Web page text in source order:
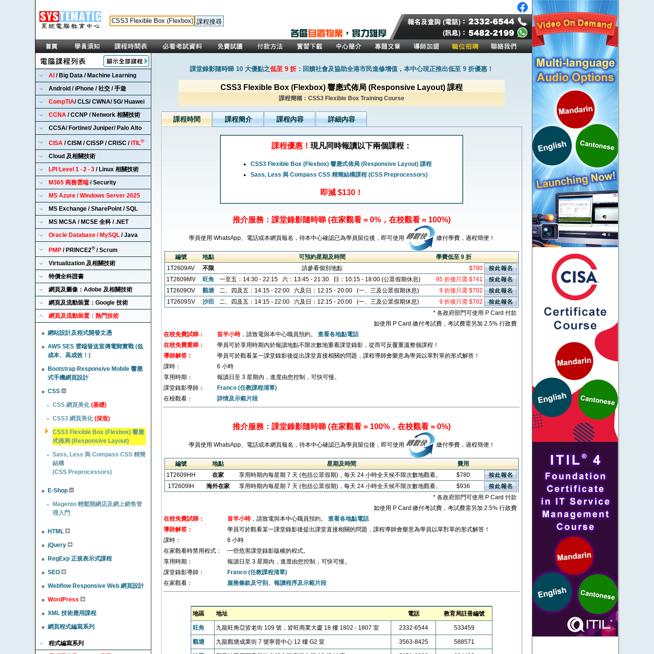
AI / Big Data / Machine Learning
Android / iPhone / 社交 / 手遊
CompTIA/ CLS/ CWNA/ 5G/ Huawei
CCNA / CCNP / Network 相關技術
CCSA/ Fortinet/ Juniper/ Palo Alto
CISA / CISM / CISSP / CRISC / ITIL®
Cloud 及相關技術
LPI Level 1 ‧ 2 ‧ 3 / Linux 相關技術
M365 商務雲端 / Security
MS Azure / Windows Server 2025
MS Exchange / SharePoint / SQL
MS MCSA / MCSE 全科 / .NET
Oracle Database / MySQL / Java
PMP / PRINCE2®/ Scrum
Virtualization 及相關技術
特價全科證書
網頁及圖像：Adobe 及相關技術
網頁及流動裝置：Google 技術
網頁及流動裝置：熱門技術
網站設計及程式開發文憑
AWS SES 雲端發送宣傳電郵實戰 (低
成本、高成效！)
Bootstrap Responsive Mobile 響應
式手機網頁設計
CSS
CSS 網頁美化(基礎)
CSS3 網頁美化(深造)
CSS3 Flexible Box (Flexbox) 響應
式佈局 (Responsive Layout)
Sass, Less 與 Compass CSS 精簡
結構
(CSS Preprocessors)
E-Shop
Magento 輕鬆開網店及網上銷售管
理入門
HTML
jQuery
RegExp 正規表示式課程
SEO
Webflow Responsive Web 網頁設計
WordPress
XML 技術應用課程
網頁程式編寫系列
程式編寫系列
課堂錄影隨時睇 10 大優點之低至 9 折 ：回饋社會及協助全港市民進修增值，本中心現正推出低至 9 折優惠！
CSS3 Flexible Box (Flexbox) 響應式佈局 (Responsive Layout) 課程
課程簡稱：CSS3 Flexible Box Training Course
課程時間 課程簡介 課程內容 詳細內容
課程優惠！ 現凡同時報讀以下兩個課程：
CSS3 Flexible Box (Flexbox) 響應式佈局 (Responsive Layout) 課程
Sass, Less 與 Compass CSS 精簡結構課程 (CSS Preprocessors)
即減 $130！
推介服務：課堂錄影隨時睇 (在家觀看 = 0%，在校觀看 = 100%)
學員使用 WhatsApp、電話或本網頁報名，待本中心確認已為學員留位後，即可使用 繳付學費，過程簡便！
編號 地點 可預約星期及時間
學費低至 9 折
1T2609AV
不限 請參看個別地點
$780
1T2609MV
旺角 一至五：14:30 - 22:15 六：13:45 - 21:30 日：10:15 - 18:00 (公眾假期休息)
95 折後只需 $741
1T2609OV
觀塘 二、四及五：14:15 - 22:00 六及日：12:15 - 20:00 (一、三及公眾假期休息)
9 折後只需 $702
1T2609SV
沙田 二、四及五：14:15 - 22:00 六及日：12:15 - 20:00 (一、三及公眾假期休息)
9 折後只需 $702
* 各政府部門可使用 P Card 付款
如使用 P Card 繳付考試費，考試費需另加 2.5% 行政費
在校免費試睇：
首半小時，請致電與本中心職員預約。 查看各地點電話
在校免費重睇：
學員可於享用時期內於報讀地點不限次數地重看課堂錄影，從而可反覆重溫整個課程！
導師解答：
學員可於觀看某一課堂錄影後提出課堂直接相關的問題，課程導師會樂意為學員以單對單的形式解答！
課時：
6 小時
享用時期：
報讀日至 3 星期內，進度由您控制，可快可慢。
課堂錄影導師：
Franco (任教課程清單)
在校觀看：
詳情及示範片段
推介服務：課堂錄影隨時睇 (在家觀看 = 100%，在校觀看 = 0%)
學員使用 WhatsApp、電話或本網頁報名，待本中心確認已為學員留位後，即可使用 繳付學費，過程簡便！
編號 地點 星期及時間
費用
1T2609HH
在家 享用時期內每星期 7 天 (包括公眾假期)，每天 24 小時全天候不限次數地觀看。
$780
1T2609IH
海外在家 享用時期內每星期 7 天 (包括公眾假期)，每天 24 小時全天候不限次數地觀看。
$936
* 各政府部門可使用 P Card 付款
如使用 P Card 繳付考試費，考試費需另加 2.5% 行政費
在校免費試睇：
首半小時，請致電與本中心職員預約。 查看各地點電話
導師解答：
學員可於觀看某一課堂錄影後提出課堂直接相關的問題，課程導師會樂意為學員以單對單的形式解答！
課時：
6 小時
在家觀看時禁用程式：
一些危害課堂錄影版權的程式。
享用時期：
報讀日至 3 星期內，進度由您控制，可快可慢。
課堂錄影導師：
Franco (任教課程清單)
在家觀看：
服務條款及守則、報讀程序及示範片段
地區 地址 電話 教育局註冊編號
旺角 九龍旺角亞皆老街 109 號，皆旺商業大廈 18 樓 1802 - 1807 室 2332-6544 533459
觀塘 九龍觀塘成業街 7 號寧晉中心 12 樓 G2 室 3563-8425 588571